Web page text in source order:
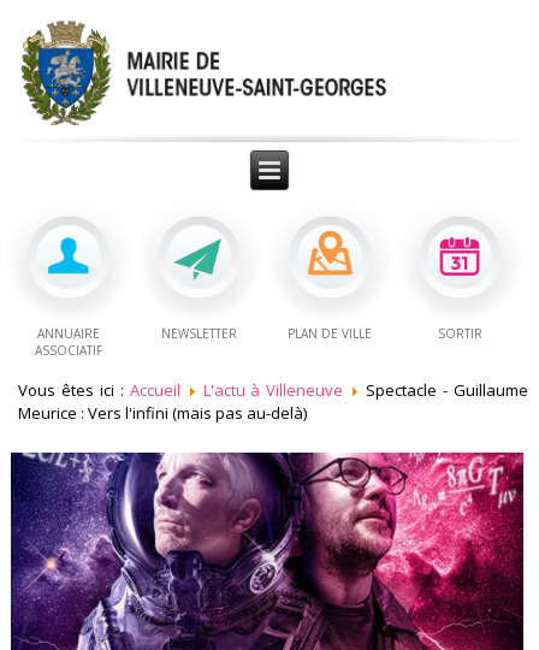
ANNUAIRE
ASSOCIATIF
NEWSLETTER PLAN DE VILLE SORTIR
Vous êtes ici : Accueil L'actu à Villeneuve
Spectacle - Guillaume
Meurice : Vers l'infini (mais pas au-delà)